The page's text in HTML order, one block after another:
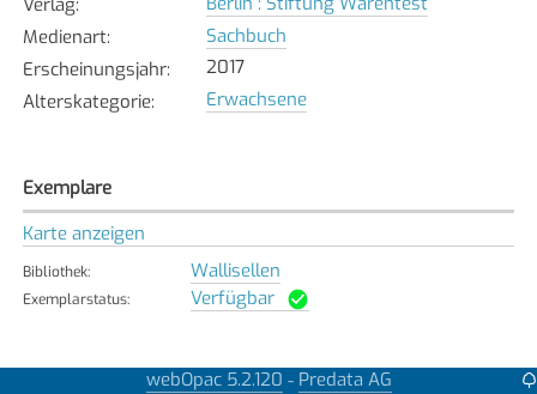
Verlag:
Medienart:
Sachbuch
Erscheinungsjahr:
2017
Alterskategorie: Erwachsene
Exemplare
Karte anzeigen
Bibliothek: Wallisellen
Exemplarstatus: Verfügbar
webOpac 5.2.120 - Predata AG